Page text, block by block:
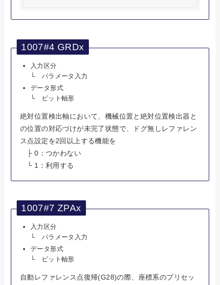
1007#4 GRDx
入力区分
└ パラメータ入力
データ形式
└ ビット軸形
絶対位置検出軸において、機械位置と絶対位置検出器と
の位置の対応づけが未完了状態で、ドグ無しレファレン
ス点設定を2回以上する機能を
├ 0：つかわない
└ 1：利用する
1007#7 ZPAx
入力区分
└ パラメータ入力
データ形式
└ ビット軸形
自動レファレンス点復帰(G28)の際、座標系のプリセッ